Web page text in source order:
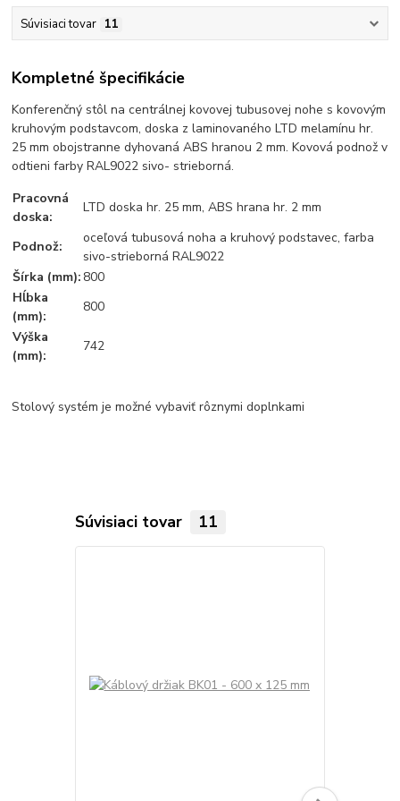
Súvisiaci tovar 11
Kompletné špecifikácie
Konferenčný stôl na centrálnej kovovej tubusovej nohe s kovovým
kruhovým podstavcom, doska z laminovaného LTD melamínu hr.
25 mm obojstranne dyhovaná ABS hranou 2 mm. Kovová podnož v
odtieni farby RAL9022 sivo- strieborná.
Pracovná
doska:
LTD doska hr. 25 mm, ABS hrana hr. 2 mm
Podnož:
oceľová tubusová noha a kruhový podstavec, farba
sivo-strieborná RAL9022
Šírka (mm): 800
Hĺbka
(mm):
800
Výška
(mm):
742
Stolový systém je možné vybaviť rôznymi doplnkami
Súvisiaci tovar 11